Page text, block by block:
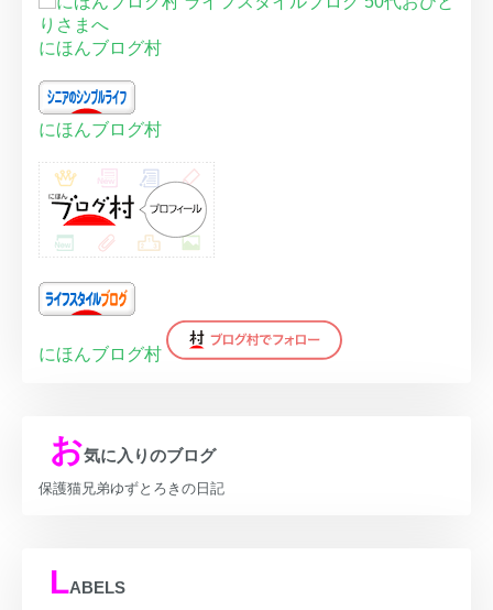
にほんブログ村
にほんブログ村
にほんブログ村
お気に入りのブログ
保護猫兄弟ゆずとろきの日記
LABELS